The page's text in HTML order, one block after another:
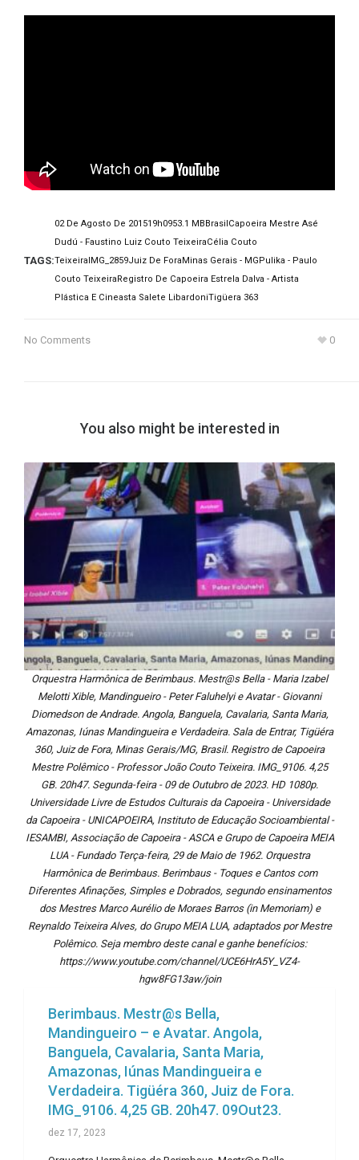
TAGS:
02 De Agosto De 201519h0953.1 MB Brasil Capoeira Mestre Asé
Dudú - Faustino Luiz Couto TeixeiraCélia Couto
Teixeira IMG_2859Juiz De Fora Minas Gerais - MG Pulika - Paulo
Couto Teixeira Registro De Capoeira Estrela Dalva - Artista
Plástica E Cineasta Salete LibardoniTigüera 363
No Comments 0
You also might be interested in
Orquestra Harmônica de Berimbaus. Mestr@s Bella - Maria Izabel
Melotti Xible, Mandingueiro - Peter Faluhelyi e Avatar - Giovanni
Diomedson de Andrade. Angola, Banguela, Cavalaria, Santa Maria,
Amazonas, Iúnas Mandingueira e Verdadeira. Sala de Entrar, Tigüéra
360, Juiz de Fora, Minas Gerais/MG, Brasil. Registro de Capoeira
Mestre Polêmico - Professor João Couto Teixeira. IMG_9106. 4,25
GB. 20h47. Segunda-feira - 09 de Outubro de 2023. HD 1080p.
Universidade Livre de Estudos Culturais da Capoeira - Universidade
da Capoeira - UNICAPOEIRA, Instituto de Educação Socioambiental -
IESAMBI, Associação de Capoeira - ASCA e Grupo de Capoeira MEIA
LUA - Fundado Terça-feira, 29 de Maio de 1962. Orquestra
Harmônica de Berimbaus. Berimbaus - Toques e Cantos com
Diferentes Afinações, Simples e Dobrados, segundo ensinamentos
dos Mestres Marco Aurélio de Moraes Barros (in Memoriam) e
Reynaldo Teixeira Alves, do Grupo MEIA LUA, adaptados por Mestre
Polêmico. Seja membro deste canal e ganhe benefícios:
https://www.youtube.com/channel/UCE6HrA5Y_VZ4-
hgw8FG13aw/join
Berimbaus. Mestr@s Bella,
Mandingueiro – e Avatar. Angola,
Banguela, Cavalaria, Santa Maria,
Amazonas, Iúnas Mandingueira e
Verdadeira. Tigüéra 360, Juiz de Fora.
IMG_9106. 4,25 GB. 20h47. 09Out23.
dez 17, 2023